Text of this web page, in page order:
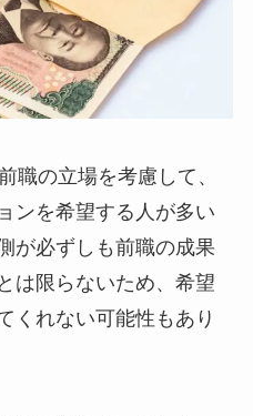
職の立場を考慮して、
ンを希望する人が多い
が必ずしも前職の成果
は限らないため、希望
くれない可能性もあり